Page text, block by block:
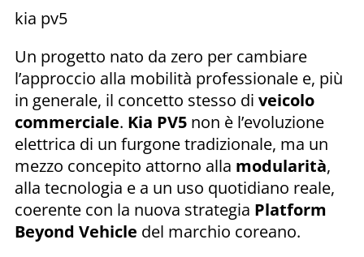
kia pv5
Un progetto nato da zero per cambiare
l’approccio alla mobilità professionale e, più
in generale, il concetto stesso di veicolo
commerciale. Kia PV5 non è l’evoluzione
elettrica di un furgone tradizionale, ma un
mezzo concepito attorno alla modularità,
alla tecnologia e a un uso quotidiano reale,
coerente con la nuova strategia Platform
Beyond Vehicle del marchio coreano.